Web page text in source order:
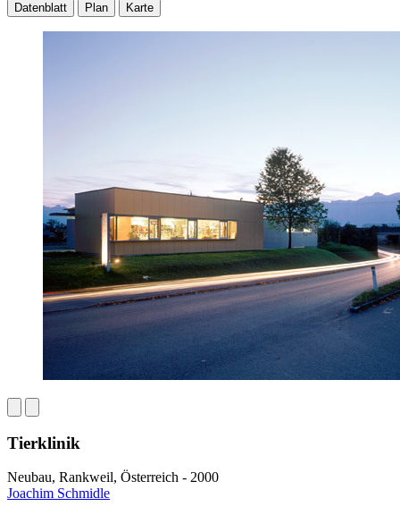
Datenblatt Plan Karte
Tierklinik
Neubau, Rankweil, Österreich - 2000
Joachim Schmidle